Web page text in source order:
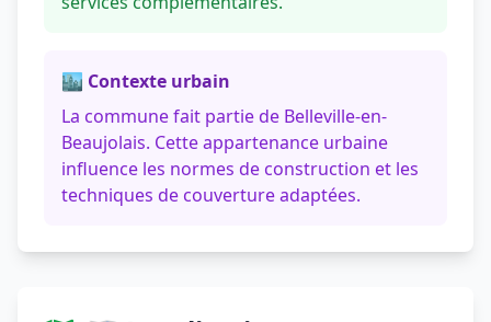
🏙️ Contexte urbain
La commune fait partie de Belleville-en-
Beaujolais. Cette appartenance urbaine
influence les normes de construction et les
techniques de couverture adaptées.